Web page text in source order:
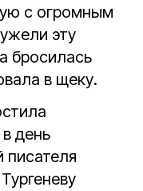
с огромным
эту
бросилась
в щеку.
день
писателя